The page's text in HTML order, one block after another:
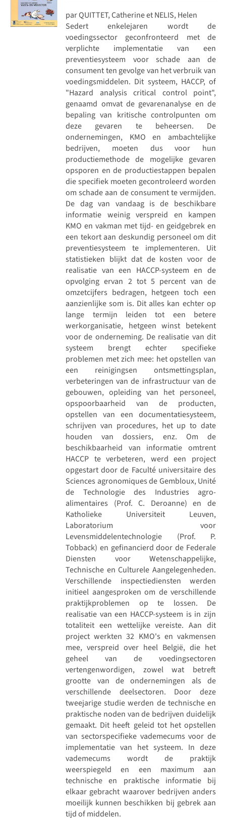
par QUITTET, Catherine et NELIS, Helen
Sedert enkelejaren wordt de
voedingssector geconfronteerd met de
verplichte implementatie van een
preventiesysteem voor schade aan de
consument ten gevolge van het verbruik van
voedingsmiddelen. Dit systeem, HACCP, of
"Hazard analysis critical control point",
genaamd omvat de gevarenanalyse en de
bepaling van kritische controlpunten om
deze gevaren te beheersen. De
ondernemingen, KMO en ambachtelijke
bedrijven, moeten dus voor hun
productiemethode de mogelijke gevaren
opsporen en de productiestappen bepalen
die specifiek moeten gecontroleerd worden
om schade aan de consument te vermijden.
De dag van vandaag is de beschikbare
informatie weinig verspreid en kampen
KMO en vakman met tijd- en geidgebrek en
een tekort aan deskundig personeel om dit
preventiesysteem te implementeren. Uit
statistieken blijkt dat de kosten voor de
realisatie van een HACCP-systeem en de
opvolging ervan 2 tot 5 percent van de
omzetcijfers bedragen, hetgeen toch een
aanzienlijke som is. Dit alles kan echter op
lange termijn leiden tot een betere
werkorganisatie, hetgeen winst betekent
voor de onderneming. De realisatie van dit
systeem brengt echter specifieke
problemen met zich mee: het opstellen van
een reinigingsen ontsmettingsplan,
verbeteringen van de infrastructuur van de
gebouwen, opleiding van het personeel,
opspoorbaarheid van de producten,
opstellen van een documentatiesysteem,
schrijven van procedures, het up to date
houden van dossiers, enz. Om de
beschikbaarheid van informatie omtrent
HACCP te verbeteren, werd een project
opgestart door de Faculté universitaire des
Sciences agronomiques de Gembloux, Unité
de Technologie des Industries agro-
alimentaires (Prof. C. Deroanne) en de
Katholieke Universiteit Leuven,
Laboratorium voor
Levensmiddelentechnologie (Prof. P.
Tobback) en gefinancierd door de Federale
Diensten voor Wetenschappelijke,
Technische en Culturele Aangelegenheden.
Verschillende inspectiediensten werden
initieel aangesproken om de verschillende
praktijkproblemen op te lossen. De
realisatie van een HACCP-systeem is in zijn
totaliteit een wettelijke vereiste. Aan dit
project werkten 32 KMO's en vakmensen
mee, verspreid over heel België, die het
geheel van de voedingsectoren
vertengenwordigen, zowel wat betreft
grootte van de ondernemingen als de
verschillende deelsectoren. Door deze
tweejarige studie werden de technische en
praktische noden van de bedrijven duidelijk
gemaakt. Dit heeft geleid tot het opstellen
van sectorspecifieke vademecums voor de
implementatie van het systeem. In deze
vademecums wordt de praktijk
weerspiegeld en een maximum aan
technische en praktische informatie bij
elkaar gebracht waarover bedrijven anders
moeilijk kunnen beschikken bij gebrek aan
tijd of middelen.